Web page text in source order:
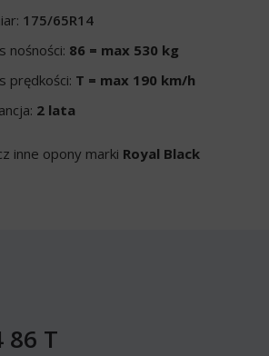
175/65R14
nośności: 86 = max 530 kg
prędkości: T = max 190 km/h
2 lata
inne opony marki Royal Black
86 T